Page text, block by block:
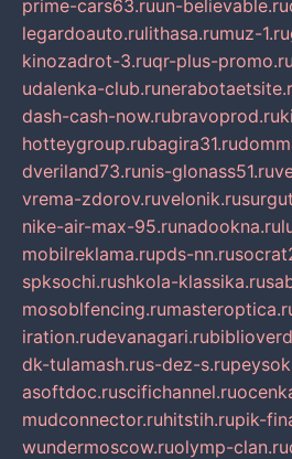
prime-cars63.ruun-believable.ru
legardoauto.rulithasa.rumuz-1.ru
kinozadrot-3.ruqr-plus-promo.ru
udalenka-club.ru
dash-cash-now.rubravoprod.ru
hotteygroup.rubagira31.ru
dveriland73.runis-glonass51.ru
vrema-zdorov.ruvelonik.ru
nike-air-max-95.runadookna.ru
mobilreklama.rupds-nn.ru
spksochi.rushkola-klassika.ru
mosoblfencing.ru
iration.rudevanagari.ru
dk-tulamash.rus-dez-s.ru
asoftdoc.ruscifichannel.ru
mudconnector.ruhitstih.rupik-
wundermoscow.ruolymp-clan.ru